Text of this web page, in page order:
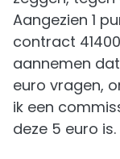
Aangezien 1
contract
aannemen
euro vragen,
ik een
deze 5 euro is.